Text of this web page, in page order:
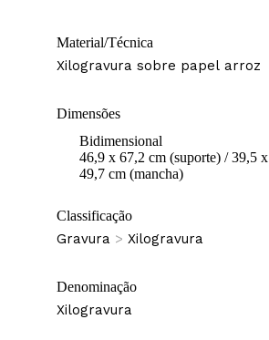
Material/Técnica
Xilogravura sobre papel arroz
Dimensões
Bidimensional
46,9 x 67,2 cm (suporte) / 39,5 x
49,7 cm (mancha)
Classificação
Gravura > Xilogravura
Denominação
Xilogravura